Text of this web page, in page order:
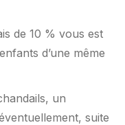
de 10 % vous est
d’une même
un
suite